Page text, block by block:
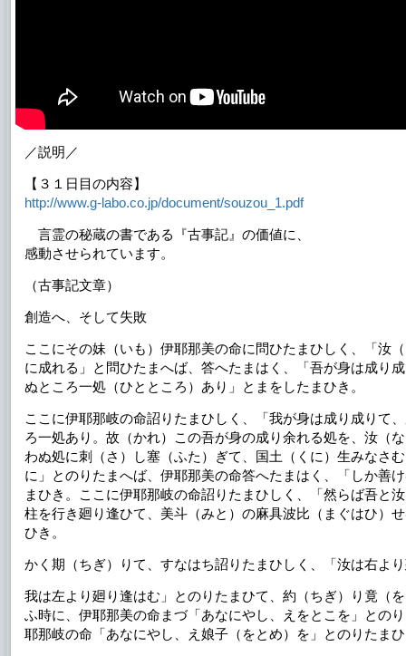
／説明／
【３１日目の内容】
http://www.g-labo.co.jp/document/souzou_1.pdf
言霊の秘蔵の書である『古事記』の価値に、
感動させられています。
（古事記文章）
創造へ、そして失敗
ここにその妹（いも）伊耶那美の命に問ひたまひしく、「汝
に成れる」と問ひたまへば、答へたまはく、「吾が身は成り
ぬところ一処（ひとところ）あり」とまをしたまひき。
ここに伊耶那岐の命詔りたまひしく、「我が身は成り成りて
ろ一処あり。故（かれ）この吾が身の成り余れる処を、汝（
わぬ処に刺（さ）し塞（ふた）ぎて、国土（くに）生みなさ
に」とのりたまへば、伊耶那美の命答へたまはく、「しか善
まひき。ここに伊耶那岐の命詔りたまひしく、「然らば吾と
柱を行き廻り逢ひて、美斗（みと）の麻具波比（まぐはひ）
ひき。
かく期（ちぎ）りて、すなはち詔りたまひしく、「汝は右よ
我は左より廻り逢はむ」とのりたまひて、約（ちぎ）り竟（
ふ時に、伊耶那美の命まづ「あなにやし、えをとこを」との
耶那岐の命「あなにやし、え娘子（をとめ）を」とのりたま